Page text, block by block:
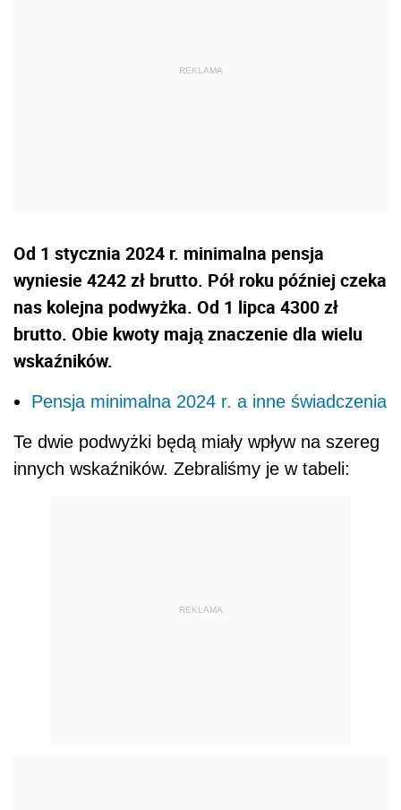
Od 1 stycznia 2024 r. minimalna pensja
wyniesie 4242 zł brutto. Pół roku później czeka
nas kolejna podwyżka. Od 1 lipca 4300 zł
brutto. Obie kwoty mają znaczenie dla wielu
wskaźników.
Pensja minimalna 2024 r. a inne świadczenia
Te dwie podwyżki będą miały wpływ na szereg
innych wskaźników. Zebraliśmy je w tabeli:
REKLAMA